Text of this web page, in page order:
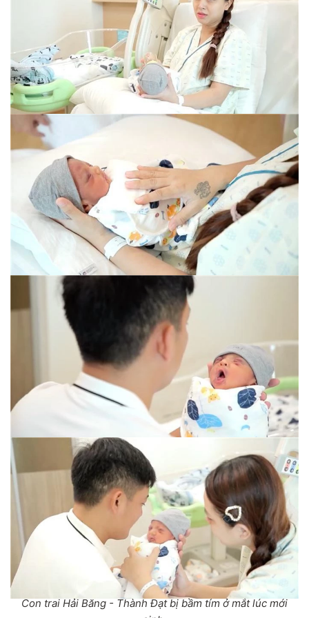
Con trai Hải Băng - Thành Đạt bị bầm tím ở mắt lúc mới